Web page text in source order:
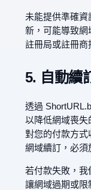
未能提供準確
新，可能導致
註冊局或註冊商
5. 自動續
透過
以降低網域喪
對您的付款方
網域續訂，必須
若付款失敗，我
讓網域過期或限